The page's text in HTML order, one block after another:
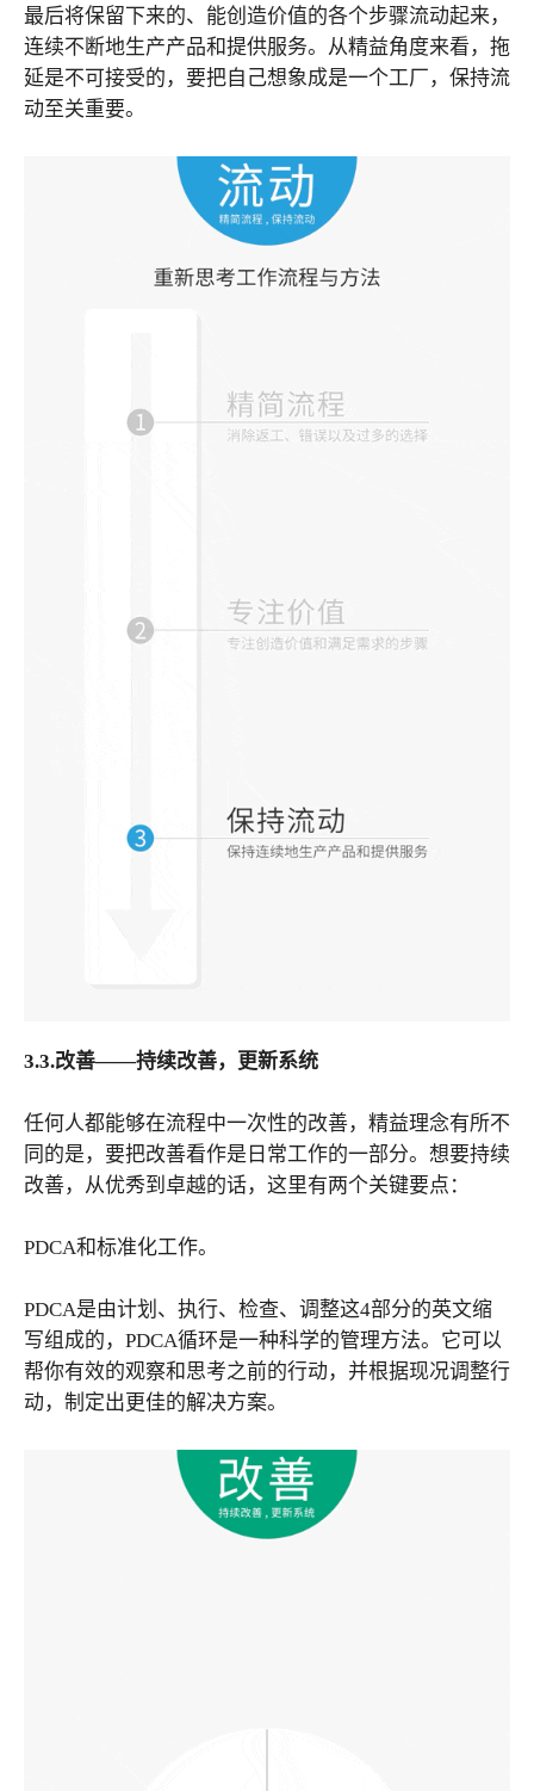
最后将保留下来的、能创造价值的各个步骤流动起来，
连续不断地生产产品和提供服务。从精益角度来看，拖
延是不可接受的，要把自己想象成是一个工厂，保持流
动至关重要。
3.3.改善——持续改善，更新系统
任何人都能够在流程中一次性的改善，精益理念有所不
同的是，要把改善看作是日常工作的一部分。想要持续
改善，从优秀到卓越的话，这里有两个关键要点：
PDCA和标准化工作。
PDCA是由计划、执行、检查、调整这4部分的英文缩
写组成的，PDCA循环是一种科学的管理方法。它可以
帮你有效的观察和思考之前的行动，并根据现况调整行
动，制定出更佳的解决方案。